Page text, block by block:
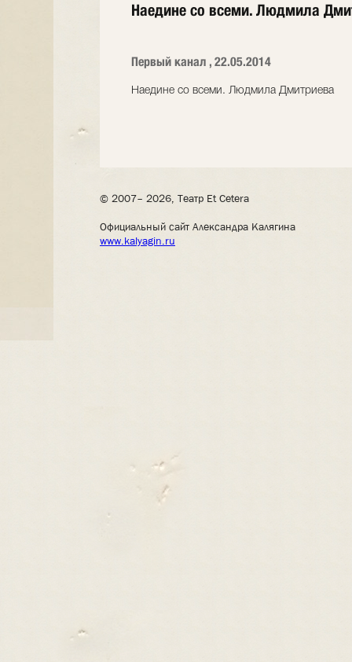
Наедине со всеми. Людмила
Первый канал , 22.05.2014
Наедине со всеми. Людмила Дмитриева
© 2007– 2026, Театр Et Cetera
Официальный сайт Александра Калягина
www.kalyagin.ru